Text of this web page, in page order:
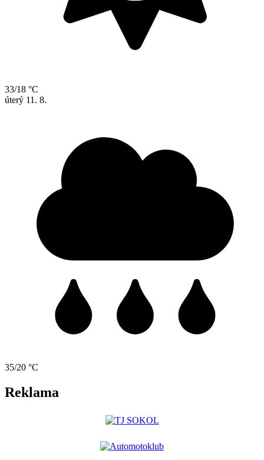
33/18 °C
úterý 11. 8.
35/20 °C
Reklama